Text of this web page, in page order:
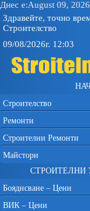
Днес е:August 09, 2026
Здравейте, точно
Строителство
09/08/2026г. 12:03
Строителство
Ремонти
Строителни Ремонти
Майстори
СТРОИТЕЛНИ
Боядисване – Цени
ВИК – Цени